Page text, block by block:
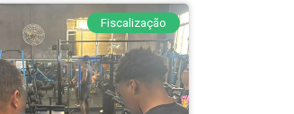
Fiscalização